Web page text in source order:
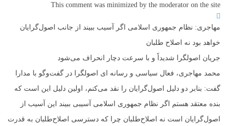
This comment was minimized by the moderator on the site
مهاجری: نظام جمهوری اسلامی اگر آسیب ببیند از جانب اصول‌گرایان
خواهد بود نه اصلاح طلبان
جریان اصولگرا شدیداً و با سرعت دچار انحراف می‌شود
محمد مهاجری، فعال سیاسی و رسانه ای اصولگرا در گفت‌وگو با مدارا
گفت: بنابر دو دلیل اصول‌گرایان را نقد می‌کنم، اولین دلیل این است که
بنده معتقد هستم اگر نظام جمهوری اسلامی آسیبی ببیند این آسیب از
اصول‌گرایان است نه اصلاح‌طلبان چرا که دسترسی اصلاح‌طلبان به قدرت